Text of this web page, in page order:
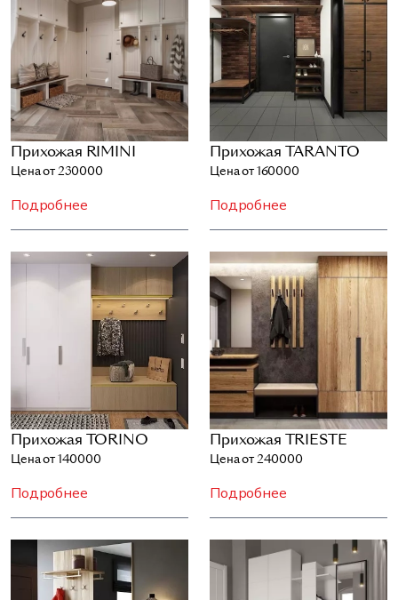
Прихожая RIMINI
Цена от 230000
Подробнее
Прихожая TARANTO
Цена от 160000
Подробнее
Прихожая TORINO
Цена от 140000
Подробнее
Прихожая TRIESTE
Цена от 240000
Подробнее